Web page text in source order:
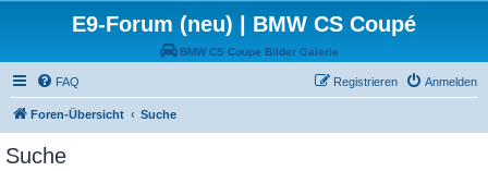
E9-Forum (neu) | BMW CS Coupé
BMW CS Coupe Bilder Galerie
FAQ Anmelden
Registrieren
Foren-Übersicht Suche
Suche